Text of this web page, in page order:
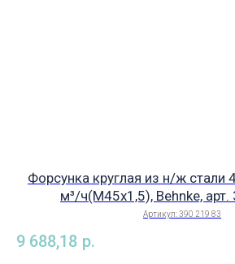
Форсунка круглая из н/ж стали
м³/ч(М45х1,5), Behnke,
Артикул:390 219 83
9 688,18 р.